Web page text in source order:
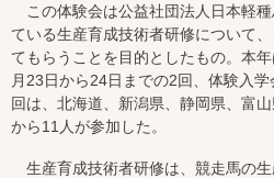
この体験会は公益社団法人日本軽
ている生産育成技術者研修について
てもらうことを目的としたもの。本
月23日から24日までの2回、体験入
回は、北海道、新潟県、静岡県、富
から11人が参加した。
生産育成技術者研修は、競走馬の